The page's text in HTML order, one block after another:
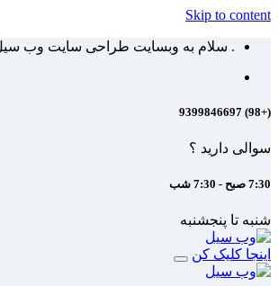
Skip to content
. سلام به وبسایت طراحی سایت وب
(+98) 9399846697
سوالی دارید ؟
7:30 صبح - 7:30 شب
شنبه تا پنجشنبه
اینجا کلیک کن